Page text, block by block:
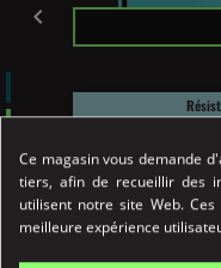
 Prix
technologie...
Ce magasin vous demande
tiers, afin de recueillir des
utilisent notre site Web.
meilleure expérience